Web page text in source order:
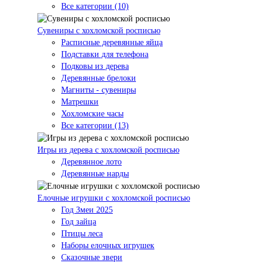
Все категории (10)
Сувениры с хохломской росписью
Расписные деревянные яйца
Подставки для телефона
Подковы из дерева
Деревянные брелоки
Магниты - сувениры
Матрешки
Хохломские часы
Все категории (13)
Игры из дерева с хохломской росписью
Деревянное лото
Деревянные нарды
Елочные игрушки с хохломской росписью
Год Змеи 2025
Год зайца
Птицы леса
Наборы елочных игрушек
Сказочные звери